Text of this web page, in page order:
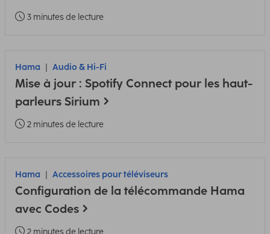
3 minutes de lecture
Hama Audio & Hi-Fi
Mise à jour : Spotify Connect pour les haut-
parleurs Sirium
2 minutes de lecture
Hama Accessoires pour téléviseurs
Configuration de la télécommande Hama
avec Codes
2 minutes de lecture